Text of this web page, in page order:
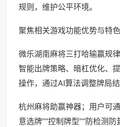
规则，维护公平环境。
聚焦相关游戏功能优势与特色
微乐湖南麻将三打哈输赢规
智能出牌策略、暗杠优化、
操作，通过AI算法调整牌局结
杭州麻将助赢神器；用户可
意选牌”“控制牌型”“防检测